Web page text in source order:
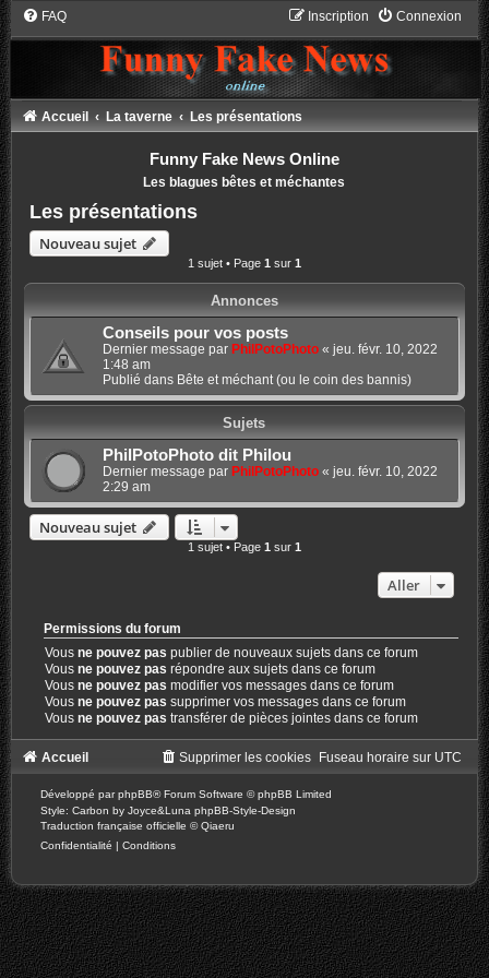
FAQ Connexion
Inscription
Accueil La taverne Les présentations
Funny Fake News Online
Les blagues bêtes et méchantes
Les présentations
Nouveau sujet
1 sujet • Page 1 sur 1
Annonces
Conseils pour vos posts
Dernier message par PhilPotoPhoto« jeu. févr. 10, 2022
1:48 am
Publié dans Bête et méchant (ou le coin des bannis)
Sujets
PhilPotoPhoto dit Philou
Dernier message par PhilPotoPhoto« jeu. févr. 10, 2022
2:29 am
Nouveau sujet
1 sujet • Page 1 sur 1
Aller
Permissions du forum
Vousne pouvez pas publier de nouveaux sujets dans ce forum
Vousne pouvez pas répondre aux sujets dans ce forum
Vousne pouvez pas modifier vos messages dans ce forum
Vousne pouvez pas supprimer vos messages dans ce forum
Vousne pouvez pas transférer de pièces jointes dans ce forum
Accueil Fuseau horaire sur UTC
Supprimer les cookies
Développé parphpBB® Forum Software © phpBB Limited
Style: Carbon by Joyce&Luna phpBB-Style-Design
Traduction française officielle ©Qiaeru
Confidentialité | Conditions